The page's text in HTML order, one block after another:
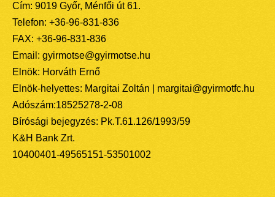
Cím: 9019 Győr, Ménfői út 61.
Telefon: +36-96-831-836
FAX: +36-96-831-836
Email: gyirmotse@gyirmotse.hu
Elnök: Horváth Ernő
Elnök-helyettes: Margitai Zoltán | margitai@gyirmotfc.hu
Adószám:18525278-2-08
Bírósági bejegyzés: Pk.T.61.126/1993/59
K&H Bank Zrt.
10400401-49565151-53501002